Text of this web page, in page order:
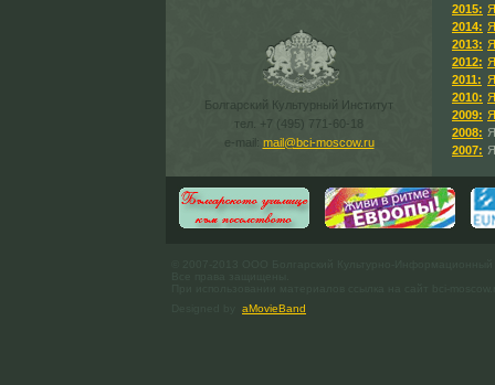
Болгарский Культурный Институт
тел. +7 (495) 771-60-18
e-mail: mail@bci-moscow.ru
2015:
2014:
2013:
2012:
2011:
2010:
2009:
2008:
2007:
aMovieBand